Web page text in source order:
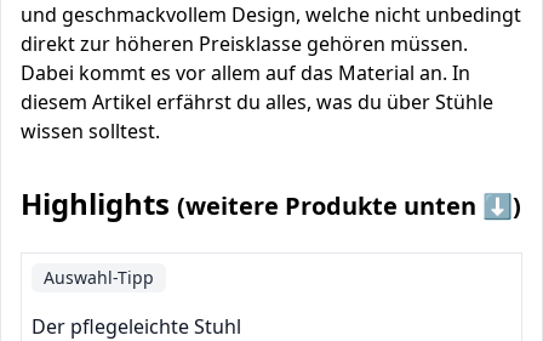
und geschmackvollem Design, welche nicht unbedingt
direkt zur höheren Preisklasse gehören müssen.
Dabei kommt es vor allem auf das Material an. In
diesem Artikel erfährst du alles, was du über Stühle
wissen solltest.
Highlights (weitere Produkte unten ⬇️)
Auswahl-Tipp
Der pflegeleichte Stuhl